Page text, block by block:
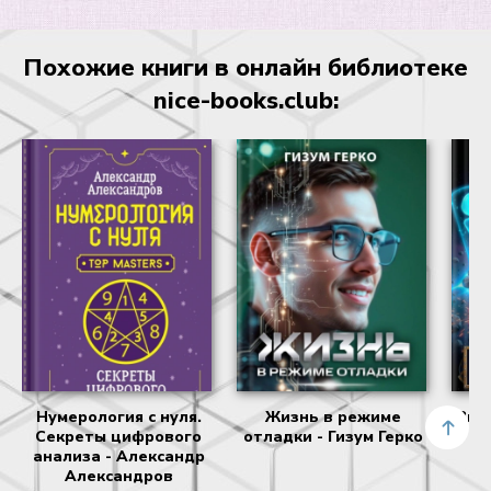
Похожие книги в онлайн библиотеке
nice-books.club:
Нумерология с нуля.
Секреты цифрового
анализа - Александр
Александров
Жизнь в режиме
отладки - Гизум Герко